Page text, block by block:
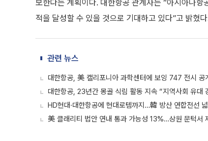
보한다는 계획이다. 대한항공 관계자는 “아시아나
적을 달성할 수 있을 것으로 기대하고 있다”고 밝혔
관련 뉴스
대한항공, 美 캘리포니아 과학센터에 보잉 747 전시 공
대한항공, 23년간 몽골 식림 활동 지속 “지역사회 유대
HD현대·대한항공에 현대로템까지…韓 방산 연합전선
美 클래리티 법안 연내 통과 가능성 13%…상원 문턱서